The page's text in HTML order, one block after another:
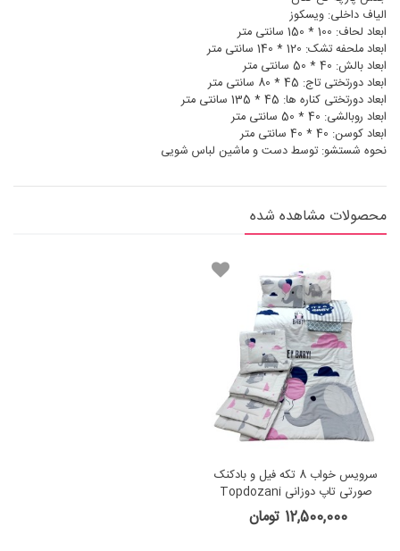
الیاف داخلی: ویسکوز
ابعاد لحاف: 100 * 150 سانتی متر
ابعاد ملحفه تشک: 120 * 140 سانتی متر
ابعاد بالش: 40 * 50 سانتی متر
ابعاد دورتختی تاج: 45 * 80 سانتی متر
ابعاد دورتختی کناره ها: 45 * 135 سانتی متر
ابعاد روبالشی: 40 * 50 سانتی متر
ابعاد کوسن: 40 * 40 سانتی متر
نحوه شستشو: توسط دست و ماشین لباس شویی
محصولات مشاهده شده
سرویس خواب 8 تکه فیل و بادکنک
صورتی تاپ دوزانی Topdozani
12,500,000 تومان